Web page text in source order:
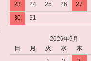
23
24 25 26 27
30
31
2026年9月
日
月 火 水 木